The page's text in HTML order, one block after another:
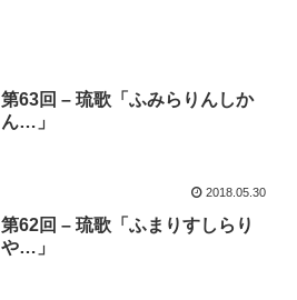
第63回 – 琉歌「ふみらりんしか
ん…」
2018.05.30
第62回 – 琉歌「ふまりすしらり
や…」